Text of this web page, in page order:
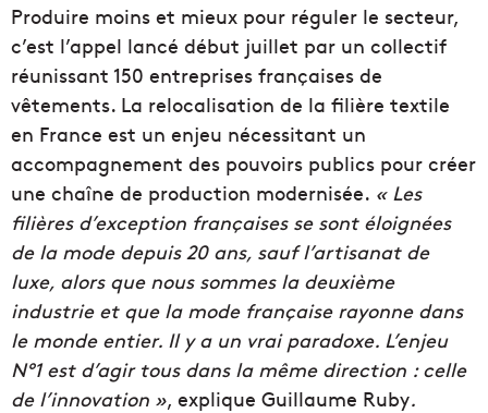
Produire moins et mieux pour réguler le secteur,
c’est l’appel lancé début juillet par un collectif
réunissant 150 entreprises françaises de
vêtements. La relocalisation de la filière textile
en France est un enjeu nécessitant un
accompagnement des pouvoirs publics pour créer
une chaîne de production modernisée. « Les
filières d’exception françaises se sont éloignées
de la mode depuis 20 ans, sauf l’artisanat de
luxe, alors que nous sommes la deuxième
industrie et que la mode française rayonne dans
le monde entier. Il y a un vrai paradoxe. L’enjeu
N°1 est d’agir tous dans la même direction : celle
de l’innovation », explique Guillaume Ruby.